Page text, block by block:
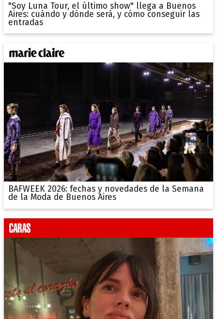
"Soy Luna Tour, el último show" llega a Buenos
Aires: cuándo y dónde será, y cómo conseguir las
entradas
BAFWEEK 2026: fechas y novedades de la Semana
de la Moda de Buenos Aires